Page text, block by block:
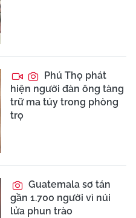
Phú Thọ phát
hiện người đàn ông tàng
trữ ma túy trong phòng
trọ
Guatemala sơ tán
gần 1.700 người vì núi
lửa phun trào